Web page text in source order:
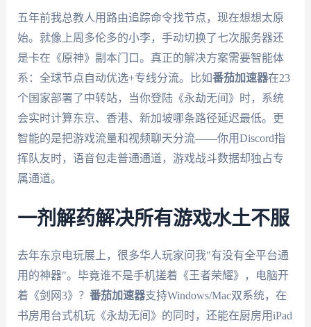
五年前我总教人用路由追踪命令找节点，现在想想太原
始。就像上周多伦多的小李，手动切换了七次服务器还
是卡在《原神》副本门口。真正的解决方案需要智能体
系：全球节点自动优选+专线分流。比如番茄加速器在23
个国家部署了中转站，当你登陆《永劫无间》时，系统
会实时计算东京、香港、新加坡哪条路径延迟最低。更
智能的是把游戏流量和视频聊天分流——你用Discord指
挥队友时，语音包走普通通道，游戏战斗数据却独占专
属通道。
一剂解药解决所有游戏水土不服
去年东京电玩展上，很多华人玩家问我"有没有全平台通
用的神器"。毕竟谁不是手机搓着《王者荣耀》，电脑开
着《剑网3》？ 番茄加速器支持Windows/Mac双系统，在
书房用台式机玩《永劫无间》的同时，还能在厨房用iPad